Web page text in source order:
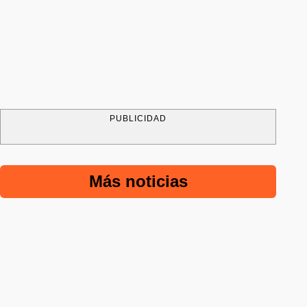
PUBLICIDAD
Más noticias